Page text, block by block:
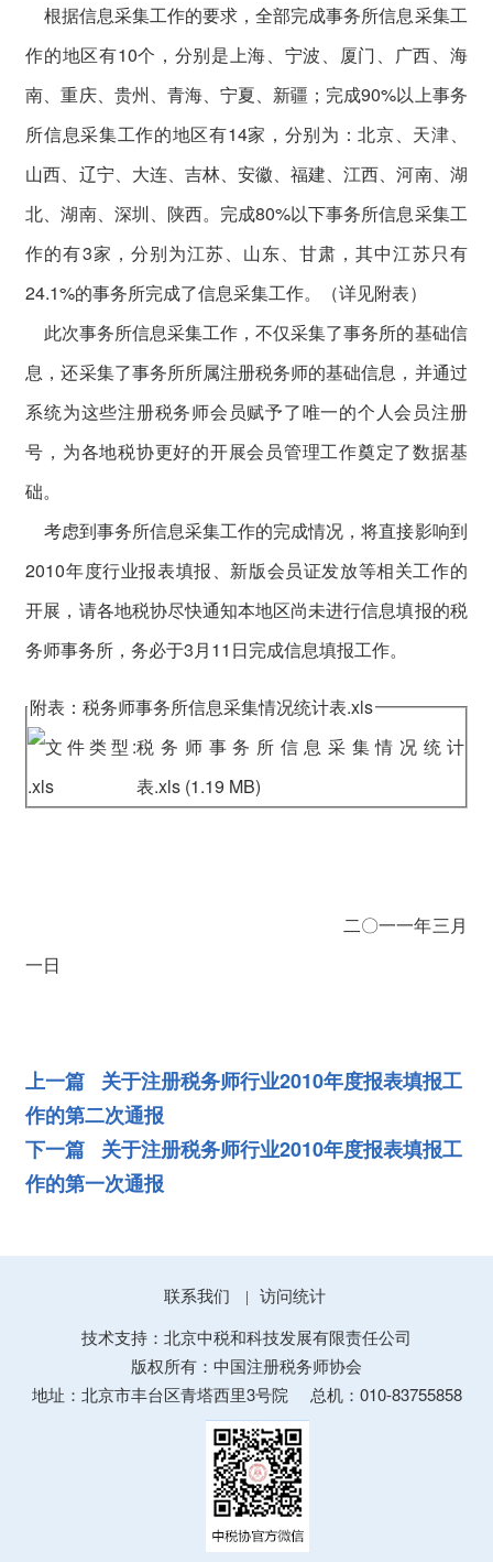
根据信息采集工作的要求，全部完成事务所信息采集工
作的地区有10个，分别是上海、宁波、厦门、广西、海
南、重庆、贵州、青海、宁夏、新疆；完成90%以上事务
所信息采集工作的地区有14家，分别为：北京、天津、
山西、辽宁、大连、吉林、安徽、福建、江西、河南、湖
北、湖南、深圳、陕西。完成80%以下事务所信息采集工
作的有3家，分别为江苏、山东、甘肃，其中江苏只有
24.1%的事务所完成了信息采集工作。（详见附表）
此次事务所信息采集工作，不仅采集了事务所的基础信
息，还采集了事务所所属注册税务师的基础信息，并通过
系统为这些注册税务师会员赋予了唯一的个人会员注册
号，为各地税协更好的开展会员管理工作奠定了数据基
础。
考虑到事务所信息采集工作的完成情况，将直接影响到
2010年度行业报表填报、新版会员证发放等相关工作的
开展，请各地税协尽快通知本地区尚未进行信息填报的税
务师事务所，务必于3月11日完成信息填报工作。
附表：税务师事务所信息采集情况统计表.xls
税务师事务所信息采集情况统计
表.xls (1.19 MB)
二〇一一年三月
一日
上一篇 关于注册税务师行业2010年度报表填报工
作的第二次通报
下一篇 关于注册税务师行业2010年度报表填报工
作的第一次通报
联系我们 |
访问统计
技术支持：北京中税和科技发展有限责任公司
版权所有：中国注册税务师协会
地址：北京市丰台区青塔西里3号院
总机：010-83755858